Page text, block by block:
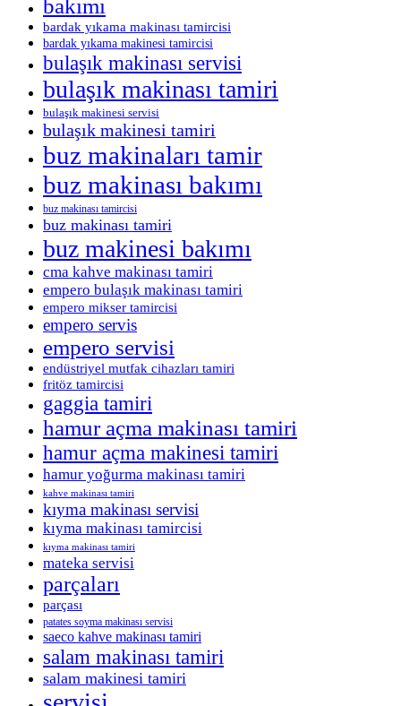
bakımı
bardak yıkama makinası tamircisi
bardak yıkama makinesi tamircisi
bulaşık makinası servisi
bulaşık makinası tamiri
bulaşık makinesi servisi
bulaşık makinesi tamiri
buz makinaları tamir
buz makinası bakımı
buz makinası tamircisi
buz makinası tamiri
buz makinesi bakımı
cma kahve makinası tamiri
empero bulaşık makinası tamiri
empero mikser tamircisi
empero servis
empero servisi
endüstriyel mutfak cihazları tamiri
fritöz tamircisi
gaggia tamiri
hamur açma makinası tamiri
hamur açma makinesi tamiri
hamur yoğurma makinası tamiri
kahve makinası tamiri
kıyma makinası servisi
kıyma makinası tamircisi
kıyma makinası tamiri
mateka servisi
parçaları
parçası
patates soyma makinası servisi
saeco kahve makinası tamiri
salam makinası tamiri
salam makinesi tamiri